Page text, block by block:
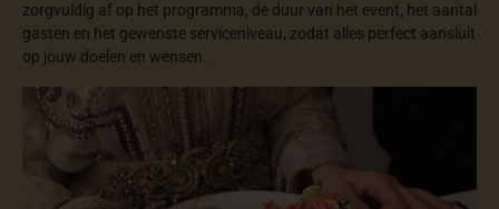
zorgvuldig af op het programma, de duur van het event, het aantal
gasten en het gewenste serviceniveau, zodat alles perfect aansluit
op jouw doelen en wensen.